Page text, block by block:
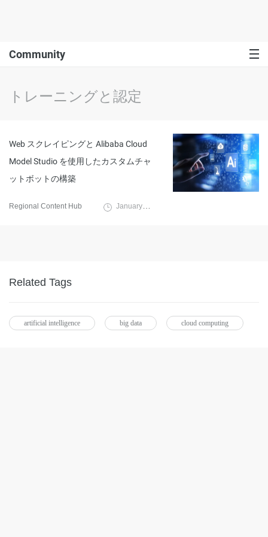
Community
トレーニングと認定
Web スクレイピングと Alibaba Cloud
Model Studio を使用したカスタムチャ
ットボットの構築
Regional Content Hub January 20, 2025
Related Tags
artificial intelligence big data cloud computing